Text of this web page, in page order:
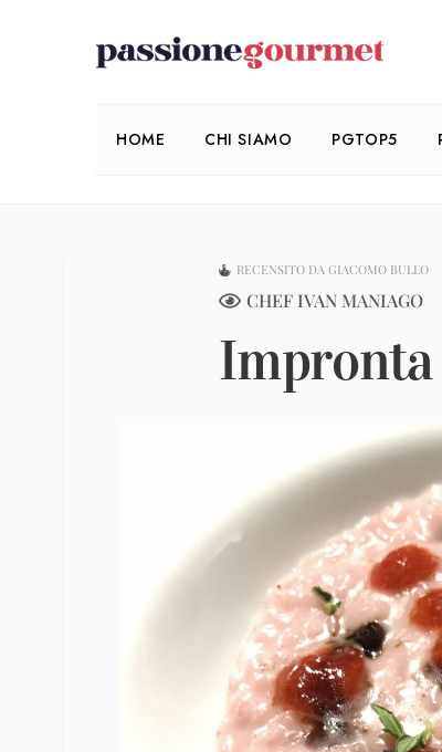
HOME CHI SIAMO PGTOP5
RECENSITO DA GIACOMO BULLO
CHEF IVAN MANIAGO
Impronta